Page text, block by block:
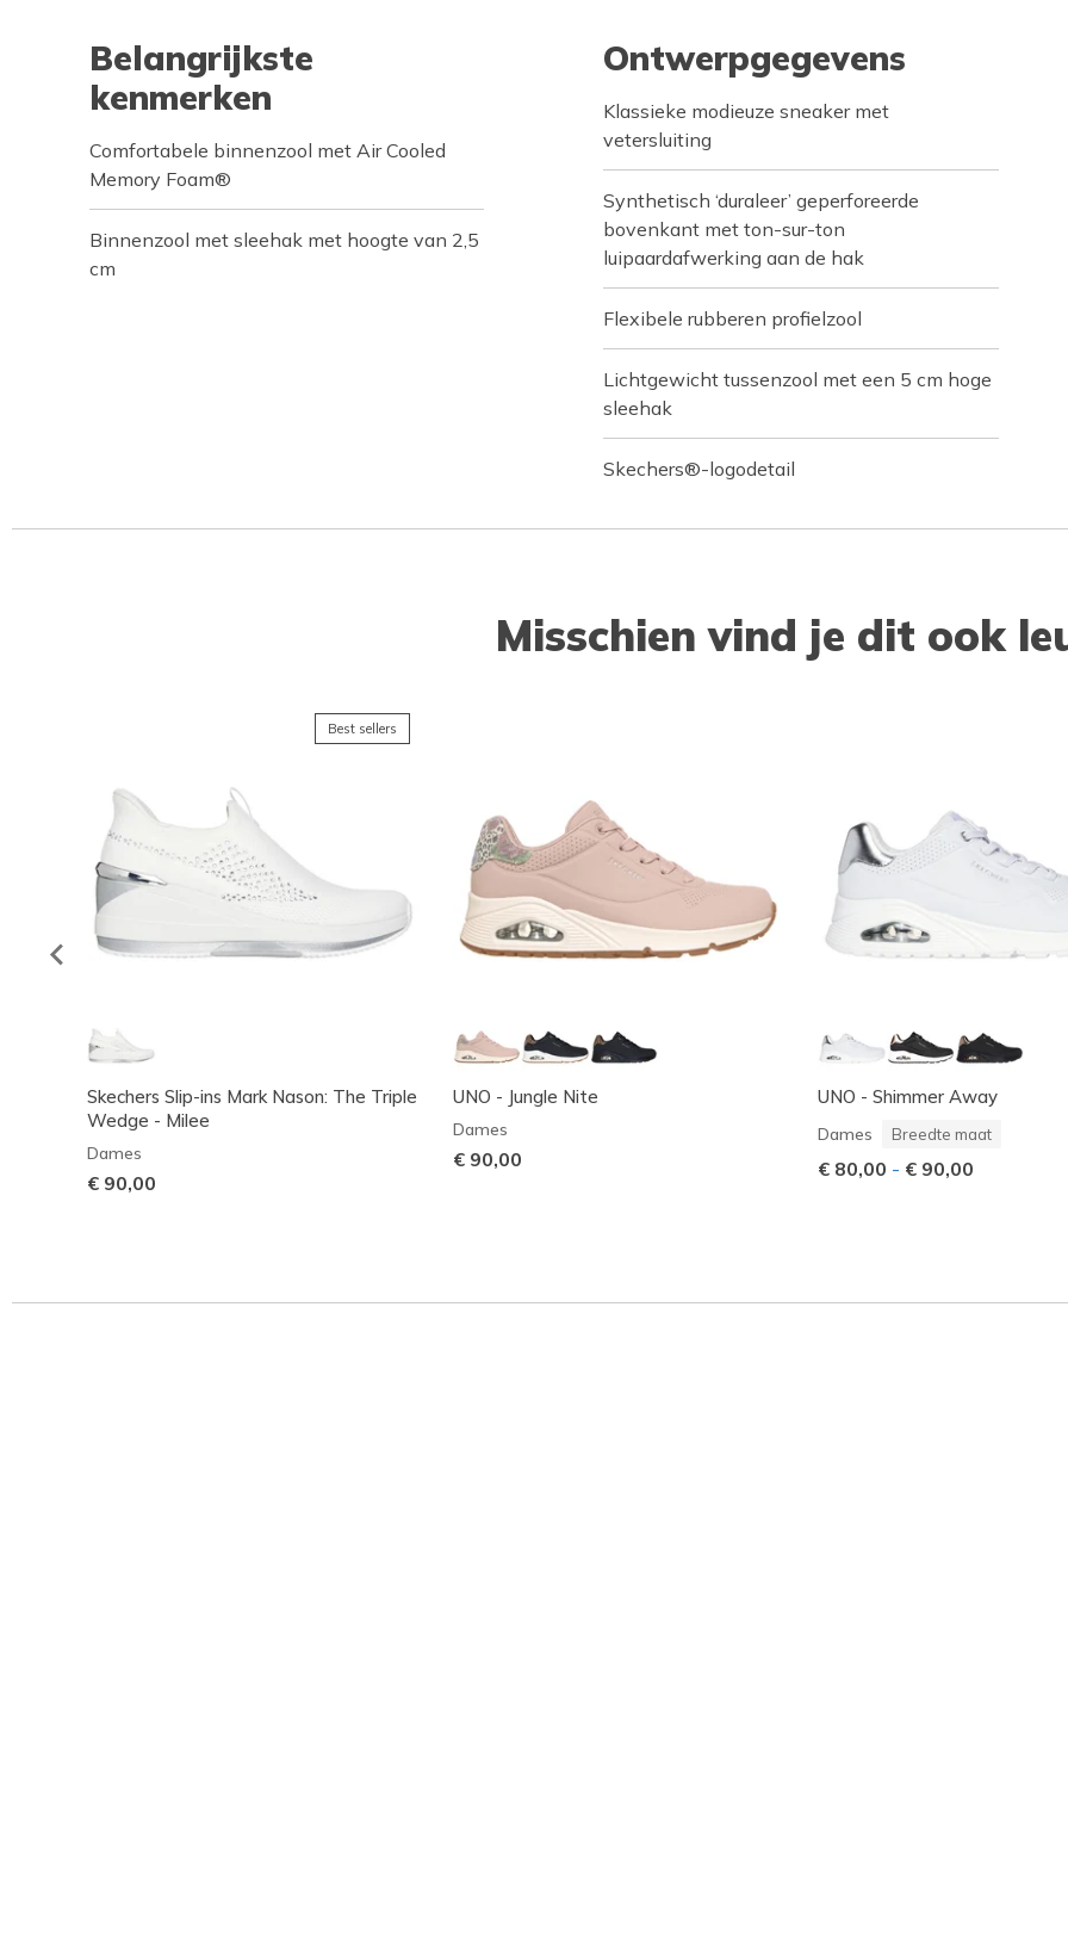
Belangrijkste
kenmerken
Comfortabele binnenzool met Air Cooled
Memory Foam®
Binnenzool met sleehak met hoogte van 2,5
cm
Ontwerpgegevens
Klassieke modieuze sneaker met
vetersluiting
Synthetisch ‘duraleer’ geperforeerde
bovenkant met ton-sur-ton
luipaardafwerking aan de hak
Flexibele rubberen profielzool
Lichtgewicht tussenzool met een 5 cm hoge
sleehak
Skechers®-logodetail
Misschien vind je dit ook
Best sellers
Skechers Slip-ins Mark Nason: The Triple
Wedge - Milee
Dames
€ 90,00
UNO - Jungle Nite
Dames
€ 90,00
UNO - Shimmer Away
Dames Breedte maat
€ 80,00 - € 90,00